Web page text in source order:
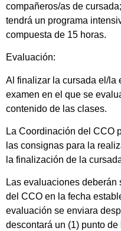
compañeros/as de
tendrá un programa
compuesta de 15 horas.
Evaluación:
Al finalizar la cursada el/la
examen en el que se
contenido de las clases.
La Coordinación del CCO
las consignas para la
la finalización de la
Las evaluaciones
del CCO en la fecha
evaluación se enviara
descontará un (1) punto